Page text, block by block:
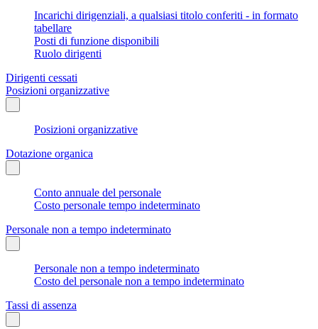
Incarichi dirigenziali, a qualsiasi titolo conferiti - in formato
tabellare
Posti di funzione disponibili
Ruolo dirigenti
Dirigenti cessati
Posizioni organizzative
Posizioni organizzative
Dotazione organica
Conto annuale del personale
Costo personale tempo indeterminato
Personale non a tempo indeterminato
Personale non a tempo indeterminato
Costo del personale non a tempo indeterminato
Tassi di assenza